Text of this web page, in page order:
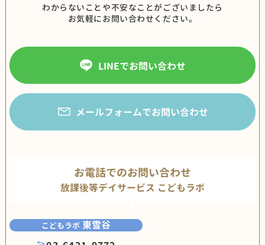
わからないことや不安なことがございましたら
お気軽にお問い合わせください。
LINEでお問い合わせ
メールフォームでお問い合わせ
お電話でのお問い合わせ
放課後等デイサービス こどもラボ
こどもラボ 東雪谷